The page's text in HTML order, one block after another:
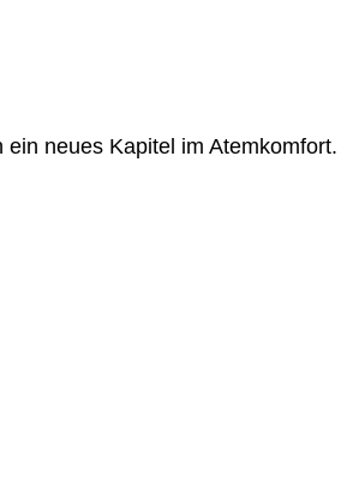
neues Kapitel im Atemkomfort.